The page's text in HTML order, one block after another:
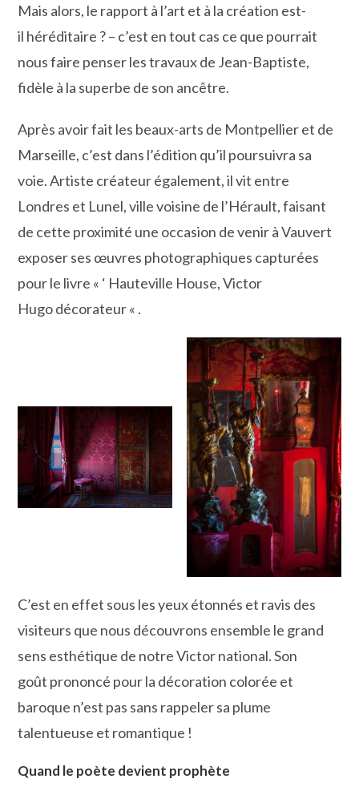
Mais alors, le rapport à l’art et à la création est-
il héréditaire ? – c’est en tout cas ce que pourrait
nous faire penser les travaux de Jean-Baptiste,
fidèle à la superbe de son ancêtre.
Après avoir fait les beaux-arts de Montpellier et de
Marseille, c’est dans l’édition qu’il poursuivra sa
voie. Artiste créateur également, il vit entre
Londres et Lunel, ville voisine de l’Hérault, faisant
de cette proximité une occasion de venir à Vauvert
exposer ses œuvres photographiques capturées
pour le livre « ‘ Hauteville House, Victor
Hugo décorateur « .
C’est en effet sous les yeux étonnés et ravis des
visiteurs que nous découvrons ensemble le grand
sens esthétique de notre Victor national. Son
goût prononcé pour la décoration colorée et
baroque n’est pas sans rappeler sa plume
talentueuse et romantique !
Quand le poète devient prophète